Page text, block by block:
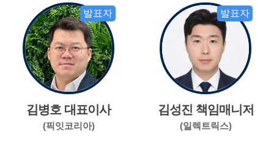
발표자
김병호 대표이사
(픽잇코리아)
발표자
김성진 책임매니저
(일렉트릭스)